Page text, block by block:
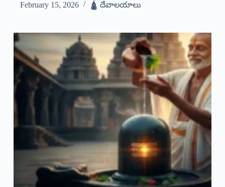
February 15, 2026
🛕 దేవాలయాలు